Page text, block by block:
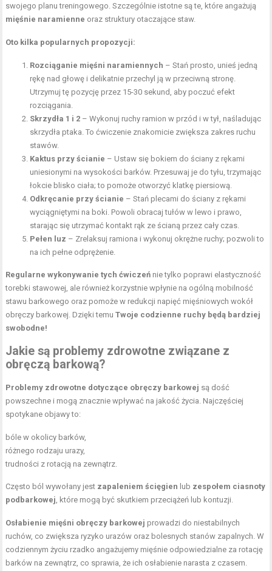
swojego planu treningowego. Szczególnie istotne są te, które angażują
mięśnie naramienne oraz struktury otaczające staw.
Oto kilka popularnych propozycji:
Rozciąganie mięśni naramiennych – Stań prosto, unieś jedną
rękę nad głowę i delikatnie przechyl ją w przeciwną stronę.
Utrzymuj tę pozycję przez 15-30 sekund, aby poczuć efekt
rozciągania.
Skrzydła 1 i 2 – Wykonuj ruchy ramion w przód i w tył, naśladując
skrzydła ptaka. To ćwiczenie znakomicie zwiększa zakres ruchu
stawów.
Kaktus przy ścianie – Ustaw się bokiem do ściany z rękami
uniesionymi na wysokości barków. Przesuwaj je do tyłu, trzymając
łokcie blisko ciała; to pomoże otworzyć klatkę piersiową.
Odkręcanie przy ścianie – Stań plecami do ściany z rękami
wyciągniętymi na boki. Powoli obracaj tułów w lewo i prawo,
starając się utrzymać kontakt rąk ze ścianą przez cały czas.
Pełen luz – Zrelaksuj ramiona i wykonuj okrężne ruchy; pozwoli to
na ich pełne odprężenie.
Regularne wykonywanie tych ćwiczeń nie tylko poprawi elastyczność
torebki stawowej, ale również korzystnie wpłynie na ogólną mobilność
stawu barkowego oraz pomoże w redukcji napięć mięśniowych wokół
obręczy barkowej. Dzięki temuTwoje codzienne ruchy będą bardziej
swobodne!
Jakie są problemy zdrowotne związane z
obręczą barkową?
Problemy zdrowotne dotyczące obręczy barkowej są dość
powszechne i mogą znacznie wpływać na jakość życia. Najczęściej
spotykane objawy to:
bóle w okolicy barków,
różnego rodzaju urazy,
trudności z rotacją na zewnątrz.
Często ból wywołany jest zapaleniem ścięgien lub zespołem ciasnoty
podbarkowej, które mogą być skutkiem przeciążeń lub kontuzji.
Osłabienie mięśni obręczy barkowej prowadzi do niestabilnych
ruchów, co zwiększa ryzyko urazów oraz bolesnych stanów zapalnych. W
codziennym życiu rzadko angażujemy mięśnie odpowiedzialne za rotację
barków na zewnątrz, co sprawia, że ich osłabienie narasta z czasem.